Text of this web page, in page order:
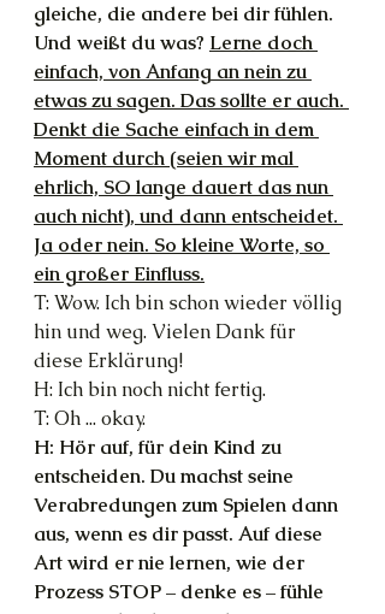
gleiche, die andere bei dir fühlen.
Und weißt du was? Lerne doch
einfach, von Anfang an nein zu
etwas zu sagen. Das sollte er auch.
Denkt die Sache einfach in dem
Moment durch (seien wir mal
ehrlich, SO lange dauert das nun
auch nicht), und dann entscheidet.
Ja oder nein. So kleine Worte, so
ein großer Einfluss.
T: Wow. Ich bin schon wieder völlig
hin und weg. Vielen Dank für
diese Erklärung!
H: Ich bin noch nicht fertig.
T: Oh ... okay.
H: Hör auf, für dein Kind zu
entscheiden. Du machst seine
Verabredungen zum Spielen dann
aus, wenn es dir passt. Auf diese
Art wird er nie lernen, wie der
Prozess STOP – denke es – fühle